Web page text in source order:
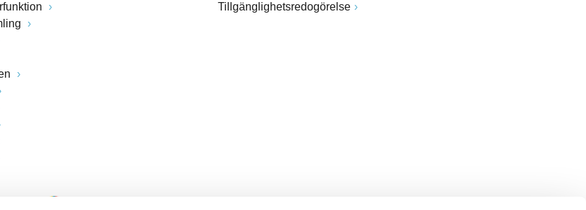
Tillgänglighetsredogörelse